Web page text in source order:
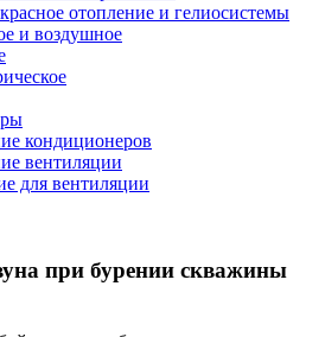
отопление и гелиосистемы
и воздушное
кондиционеров
вентиляции
для вентиляции
при бурении скважины